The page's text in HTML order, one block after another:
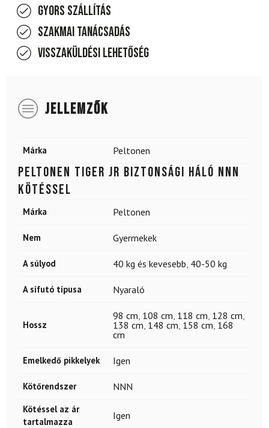
Gyors szállítás
Szakmai tanácsadás
Visszaküldési lehetőség
JELLEMZŐK
Márka Peltonen
PELTONEN Tiger JR biztonsági háló NNN
kötéssel
Márka Peltonen
Nem Gyermekek
A súlyod 40 kg és kevesebb 40-50 kg
A sífutó típusa Nyaraló
Hossz
98 cm 108 cm 118 cm 128 cm
138 cm 148 cm 158 cm 168
cm
Emelkedő pikkelyek Igen
Kötőrendszer NNN
Kötéssel az ár
tartalmazza
Igen